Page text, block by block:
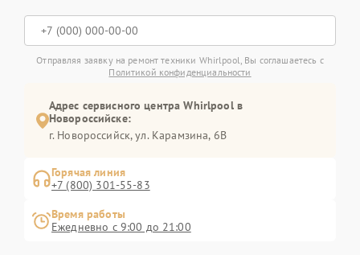
Отправляя заявку на ремонт техники Whirlpool, Вы соглашаетесь с
Политикой конфиденциальности
Адрес сервисного центра Whirlpool в
Новороссийске:
г. Новороссийск, ул. Карамзина, 6В
Горячая линия
+7 (800) 301-55-83
Время работы
Ежедневно с 9:00 до 21:00